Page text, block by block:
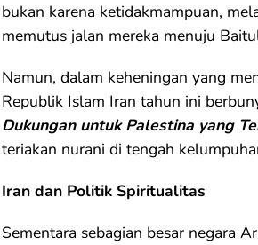
bukan karena ketidakmampuan,
memutus jalan mereka menuju
Namun, dalam keheningan yang
Republik Islam Iran tahun ini
Dukungan untuk Palestina yang
teriakan nurani di tengah
Iran dan Politik Spiritualitas
Sementara sebagian besar negara